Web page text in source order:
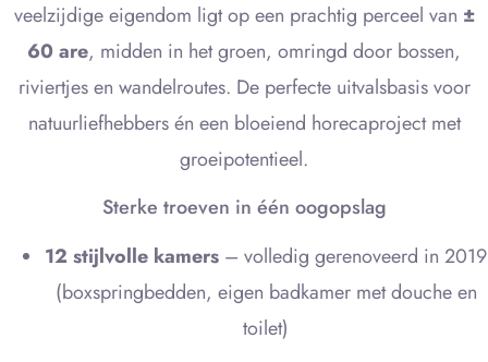
veelzijdige eigendom ligt op een prachtig perceel van ±
60 are, midden in het groen, omringd door bossen,
riviertjes en wandelroutes. De perfecte uitvalsbasis voor
natuurliefhebbers én een bloeiend horecaproject met
groeipotentieel.
Sterke troeven in één oogopslag
12 stijlvolle kamers – volledig gerenoveerd in 2019
(boxspringbedden, eigen badkamer met douche en
toilet)